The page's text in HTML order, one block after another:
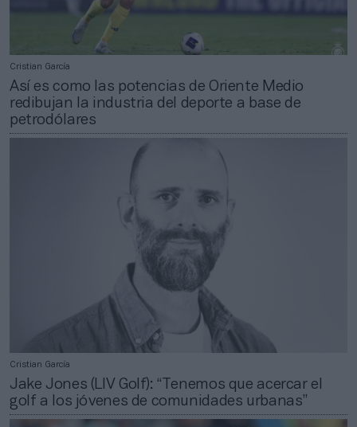
Cristian García
Así es como las potencias de Oriente Medio
redibujan la industria del deporte a base de
petrodólares
Cristian García
Jake Jones (LIV Golf): “Tenemos que acercar el
golf a los jóvenes de comunidades urbanas”